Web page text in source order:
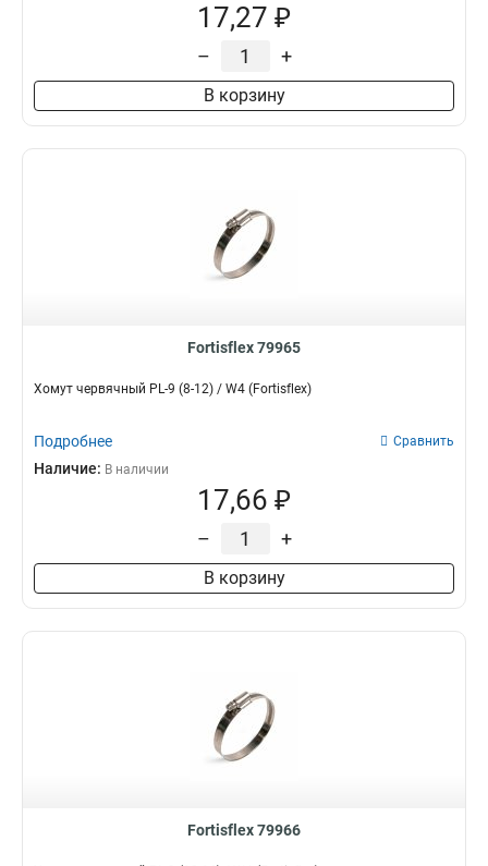
17,27 ₽
– +
В корзину
Fortisflex 79965
Хомут червячный PL-9 (8-12) / W4 (Fortisflex)
Подробнее Сравнить
Наличие: В наличии
17,66 ₽
– +
В корзину
Fortisflex 79966